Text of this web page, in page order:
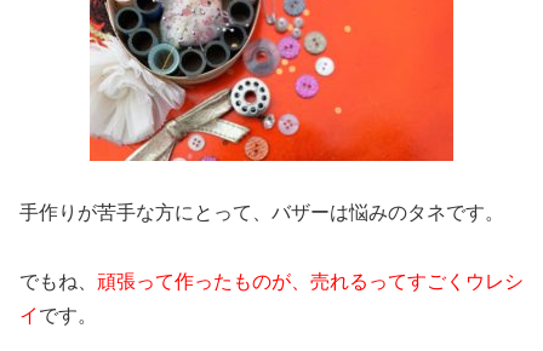
手作りが苦手な方にとって、バザーは悩みのタネです。
でもね、 頑張って作ったものが、売れるってすごくウレシ
イ です。